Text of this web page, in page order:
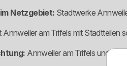
Netzgebiet: Stadtwerke
Annweiler am Trifels mit Stadtteilen
Annweiler am Trifels und